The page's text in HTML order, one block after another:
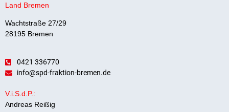
Land Bremen
Wachtstraße 27/29
28195 Bremen
0421 336770
info@spd-fraktion-bremen.de
V.i.S.d.P.:
Andreas Reißig